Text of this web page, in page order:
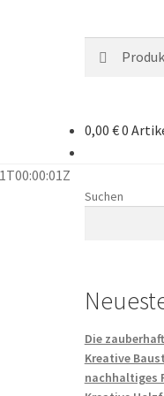
nach:
0,00 €0
Suchen
Die
Kreative
nachhaltiges